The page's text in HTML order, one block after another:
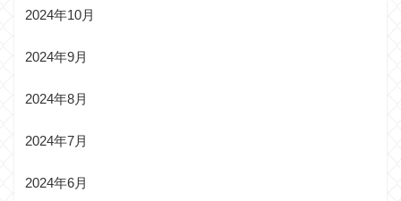
2024年10月
2024年9月
2024年8月
2024年7月
2024年6月